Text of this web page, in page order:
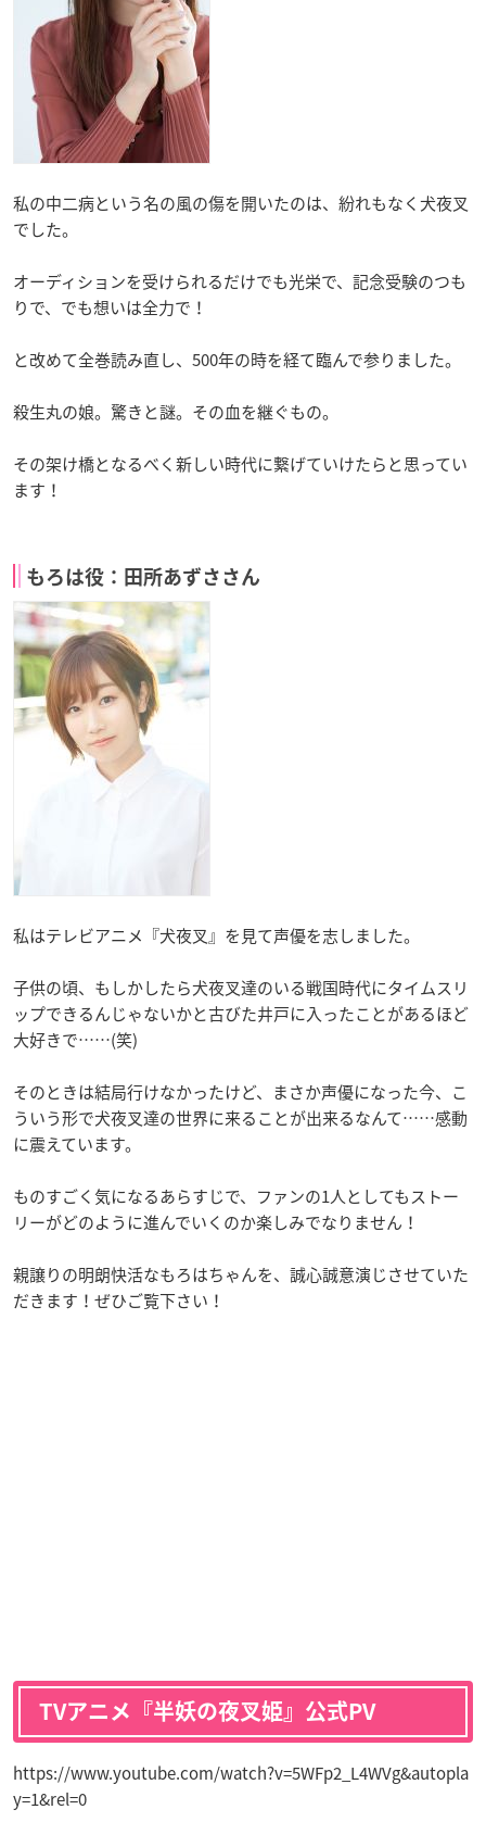
私の中二病という名の風の傷を開いたのは、紛れもなく犬夜叉
でした。
オーディションを受けられるだけでも光栄で、記念受験のつも
りで、でも想いは全力で！
と改めて全巻読み直し、500年の時を経て臨んで参りました。
殺生丸の娘。驚きと謎。その血を継ぐもの。
その架け橋となるべく新しい時代に繋げていけたらと思ってい
ます！
もろは役：田所あずささん
私はテレビアニメ『犬夜叉』を見て声優を志しました。
子供の頃、もしかしたら犬夜叉達のいる戦国時代にタイムスリ
ップできるんじゃないかと古びた井戸に入ったことがあるほど
大好きで……(笑)
そのときは結局行けなかったけど、まさか声優になった今、こ
ういう形で犬夜叉達の世界に来ることが出来るなんて……感動
に震えています。
ものすごく気になるあらすじで、ファンの1人としてもストー
リーがどのように進んでいくのか楽しみでなりません！
親譲りの明朗快活なもろはちゃんを、誠心誠意演じさせていた
だきます！ぜひご覧下さい！
TVアニメ『半妖の夜叉姫』公式PV
https://www.youtube.com/watch?v=5WFp2_L4WVg&autopla
y=1&rel=0